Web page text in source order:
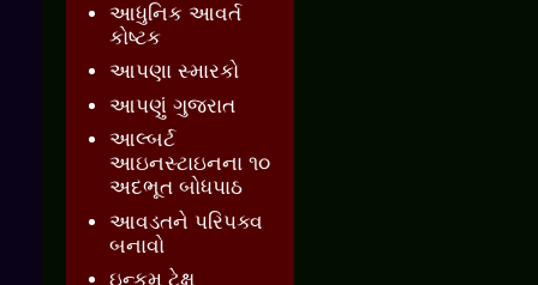
આધુનિક આવર્ત
કોષ્ટક
આપણા સ્મારકો
આપણું ગુજરાત
આલ્બર્ટ
આઇનસ્ટાઇનના ૧૦
અદભૂત બોધપાઠ
આવડતને પરિપક્વ
બનાવો
ઇન્કમ ટેક્ષ